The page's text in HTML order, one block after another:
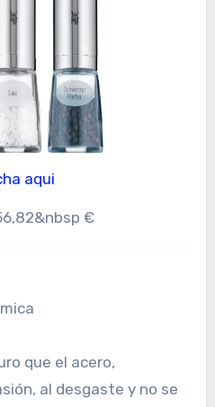
aqui
€
que el acero,
al desgaste y no se